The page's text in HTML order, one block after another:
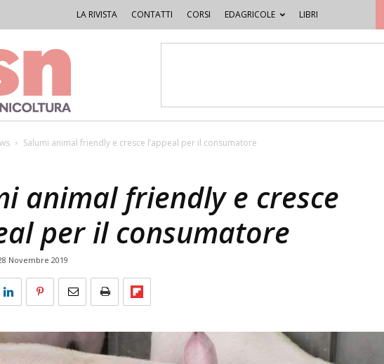
LA RIVISTA CONTATTI CORSI EDAGRICOLE LIBRI
Salumi animal friendly e cresce l’appeal per il consumatore
animal friendly e cresce
per il consumatore
Novembre 2019